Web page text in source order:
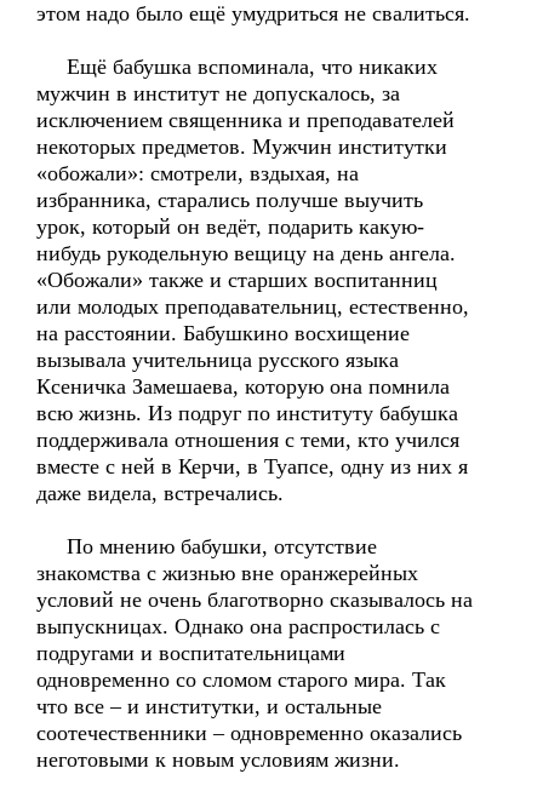
этом надо было ещё умудриться не свалиться.
Ещё бабушка вспоминала, что никаких
мужчин в институт не допускалось, за
исключением священника и преподавателей
некоторых предметов. Мужчин институтки
«обожали»: смотрели, вздыхая, на
избранника, старались получше выучить
урок, который он ведёт, подарить какую-
нибудь рукодельную вещицу на день ангела.
«Обожали» также и старших воспитанниц
или молодых преподавательниц, естественно,
на расстоянии. Бабушкино восхищение
вызывала учительница русского языка
Ксеничка Замешаева, которую она помнила
всю жизнь. Из подруг по институту бабушка
поддерживала отношения с теми, кто учился
вместе с ней в Керчи, в Туапсе, одну из них я
даже видела, встречались.
По мнению бабушки, отсутствие
знакомства с жизнью вне оранжерейных
условий не очень благотворно сказывалось на
выпускницах. Однако она распростилась с
подругами и воспитательницами
одновременно со сломом старого мира. Так
что все – и институтки, и остальные
соотечественники – одновременно оказались
неготовыми к новым условиям жизни.